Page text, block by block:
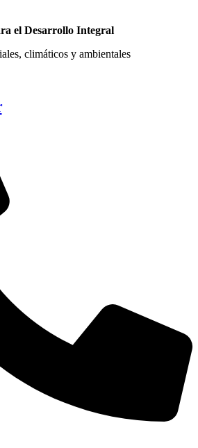
el Desarrollo Integral
climáticos y ambientales